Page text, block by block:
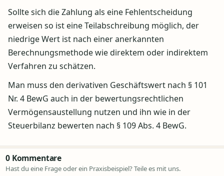
Sollte sich die Zahlung als eine Fehlentscheidung
erweisen so ist eine Teilabschreibung möglich, der
niedrige Wert ist nach einer anerkannten
Berechnungsmethode wie direktem oder indirektem
Verfahren zu schätzen.
Man muss den derivativen Geschäftswert nach § 101
Nr. 4 BewG auch in der bewertungsrechtlichen
Vermögensaustellung nutzen und ihn wie in der
Steuerbilanz bewerten nach § 109 Abs. 4 BewG.
0 Kommentare
Hast du eine Frage oder ein Praxisbeispiel? Teile es mit uns.